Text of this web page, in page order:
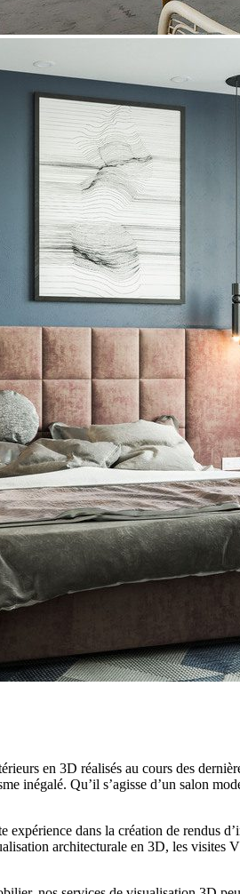
en 3D réalisés au cours des
inégalé. Qu’il s’agisse d’un salon
expérience dans la création de
architecturale en 3D, les